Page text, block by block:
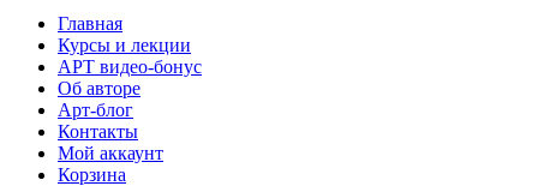
Главная
Курсы и лекции
АРТ видео-бонус
Об авторе
Арт-блог
Контакты
Мой аккаунт
Корзина